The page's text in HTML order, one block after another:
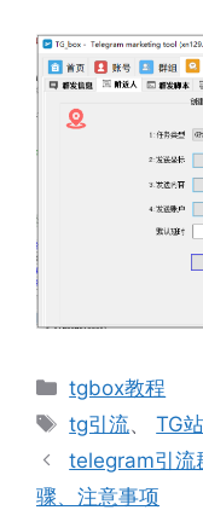
分
类
tgbox教程
标
签
tg引流、TG
文
章
telegram引流
骤、注意事项